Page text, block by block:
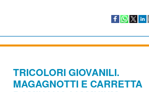
TRICOLORI GIOVANILI.
MAGAGNOTTI E CARRETTA